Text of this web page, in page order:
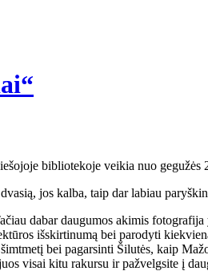
bibliotekoje veikia nuo gegužės
jos kalba, taip dar labiau
dabar daugumos akimis
išskirtinumą bei parodyti
bei pagarsinti Šilutės, kaip
visai kitu rakursu ir pažvelgsite į